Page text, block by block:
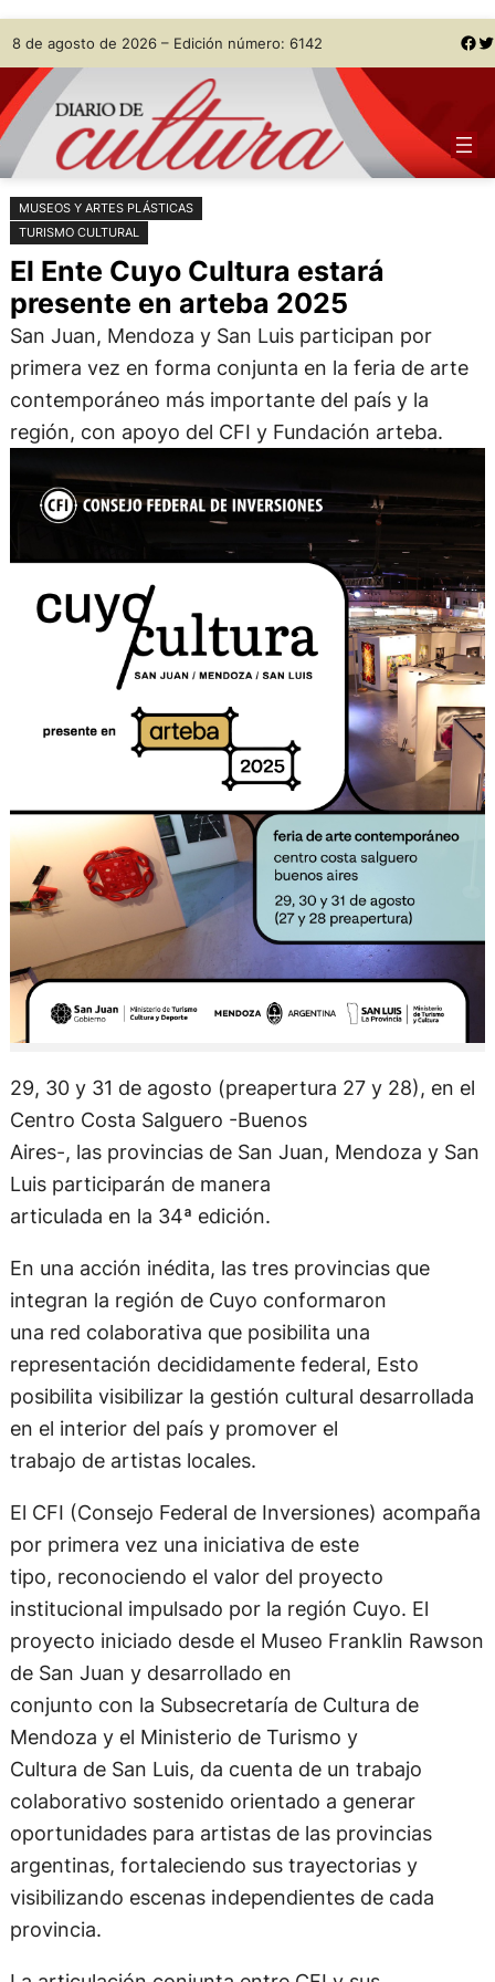
Saltar
al
contenido
Skip
to
content
8 de agosto de 2026 – Edición número: 6142 Facebook Twitter
MUSEOS Y ARTES PLÁSTICAS
TURISMO CULTURAL
El Ente Cuyo Cultura estará
presente en arteba 2025
San Juan, Mendoza y San Luis participan por
primera vez en forma conjunta en la feria de arte
contemporáneo más importante del país y la
región, con apoyo del CFI y Fundación arteba.
29, 30 y 31 de agosto (preapertura 27 y 28), en el
Centro Costa Salguero -Buenos
Aires-, las provincias de San Juan, Mendoza y San
Luis participarán de manera
articulada en la 34ª edición.
En una acción inédita, las tres provincias que
integran la región de Cuyo conformaron
una red colaborativa que posibilita una
representación decididamente federal, Esto
posibilita visibilizar la gestión cultural desarrollada
en el interior del país y promover el
trabajo de artistas locales.
El CFI (Consejo Federal de Inversiones) acompaña
por primera vez una iniciativa de este
tipo, reconociendo el valor del proyecto
institucional impulsado por la región Cuyo. El
proyecto iniciado desde el Museo Franklin Rawson
de San Juan y desarrollado en
conjunto con la Subsecretaría de Cultura de
Mendoza y el Ministerio de Turismo y
Cultura de San Luis, da cuenta de un trabajo
colaborativo sostenido orientado a generar
oportunidades para artistas de las provincias
argentinas, fortaleciendo sus trayectorias y
visibilizando escenas independientes de cada
provincia.